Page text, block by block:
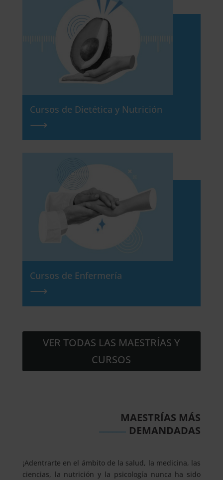
Cursos de Dietética y Nutrición
⟶
Cursos de Enfermería
⟶
VER TODAS LAS MAESTRÍAS Y
CURSOS
MAESTRÍAS MÁS
DEMANDADAS
______
¡Adentrarte en el ámbito de la salud, la medicina, las
ciencias, la nutrición y la psicología nunca ha sido